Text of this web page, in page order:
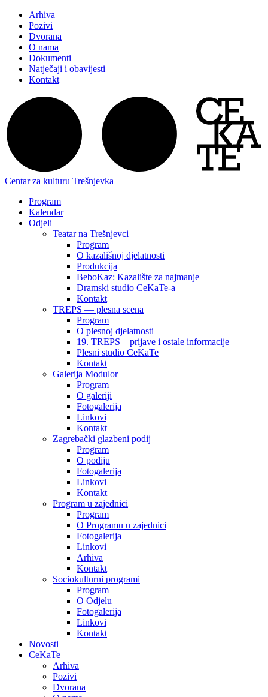
Arhiva
Pozivi
Dvorana
O nama
Dokumenti
Natječaji i obavijesti
Kontakt
Centar za kulturu Trešnjevka
Program
Kalendar
Odjeli
Teatar na Trešnjevci
Program
O kazališnoj djelatnosti
Produkcija
BeboKaz: Kazalište za najmanje
Dramski studio CeKaTe-a
Kontakt
TREPS — plesna scena
Program
O plesnoj djelatnosti
19. TREPS – prijave i ostale informacije
Plesni studio CeKaTe
Kontakt
Galerija Modulor
Program
O galeriji
Fotogalerija
Linkovi
Kontakt
Zagrebački glazbeni podij
Program
O podiju
Fotogalerija
Linkovi
Kontakt
Program u zajednici
Program
O Programu u zajednici
Fotogalerija
Linkovi
Arhiva
Kontakt
Sociokulturni programi
Program
O Odjelu
Fotogalerija
Linkovi
Kontakt
Novosti
CeKaTe
Arhiva
Pozivi
Dvorana